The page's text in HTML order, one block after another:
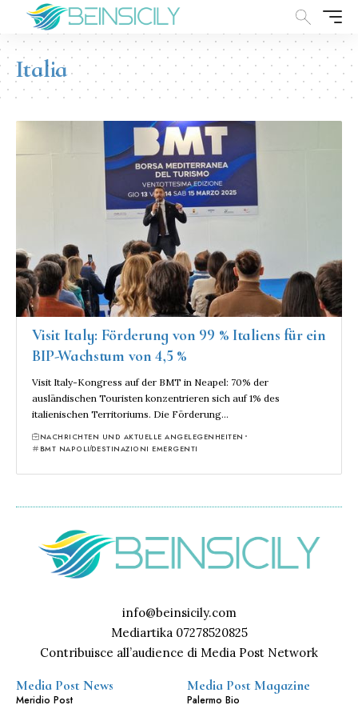
Italia
Visit Italy: Förderung von 99 % Italiens für ein
BIP-Wachstum von 4,5 %
Visit Italy-Kongress auf der BMT in Neapel: 70% der
ausländischen Touristen konzentrieren sich auf 1% des
italienischen Territoriums. Die Förderung…
NACHRICHTEN UND AKTUELLE ANGELEGENHEITEN
BMT NAPOLIDESTINAZIONI EMERGENTI
info@beinsicily.com
Mediartika 07278520825
Contribuisce all’audience di Media Post Network
Media Post News
Meridio Post
Media Post Magazine
Palermo Bio